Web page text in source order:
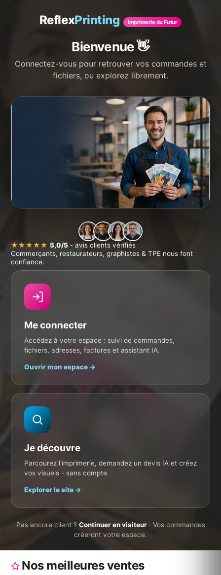
ReflexPrinting Imprimerie du Futur
Bienvenue 👋
Connectez-vous pour retrouver vos commandes et
fichiers, ou explorez librement.
chaque commande
Fichiers vérifiés gratuitement, conseils d'experts,
livraison rapide. Des professionnels de tous secteurs
nous font confiance.
★★★★★ 5,0/5 - avis clients vérifiés
Commerçants, restaurateurs, graphistes & TPE nous font
confiance.
Me connecter
Accédez à votre espace : suivi de commandes,
fichiers, adresses, factures et assistant IA.
Ouvrir mon espace →
Je découvre
Parcourez l'imprimerie, demandez un devis IA et créez
vos visuels - sans compte.
Explorer le site →
Pas encore client ? Continuer en visiteur· Vos commandes
créeront votre espace.
Imprimez vos supports pro
avec un vrai
accompagnement humain.
Flyers, cartes de visite, affiches, panneaux,
bâches, stickers…Prix immédiat, fichier vérifié
gratuitement avant impression, livraison
suivie.
Et si vous n'avez pas de fichier, notre IA
avant fabrication.
Voir les prix & commander
🚚 Commandé avant 12h → expédié sous 48–72h
✨ ASSISTANT IA
Restaurant Salon Immobilier Promo
expédition après validation
Gratuit
contrôle de votre fichier + BAT
Humain
conseiller au 05 46 82 78 39
Nos meilleures ventes